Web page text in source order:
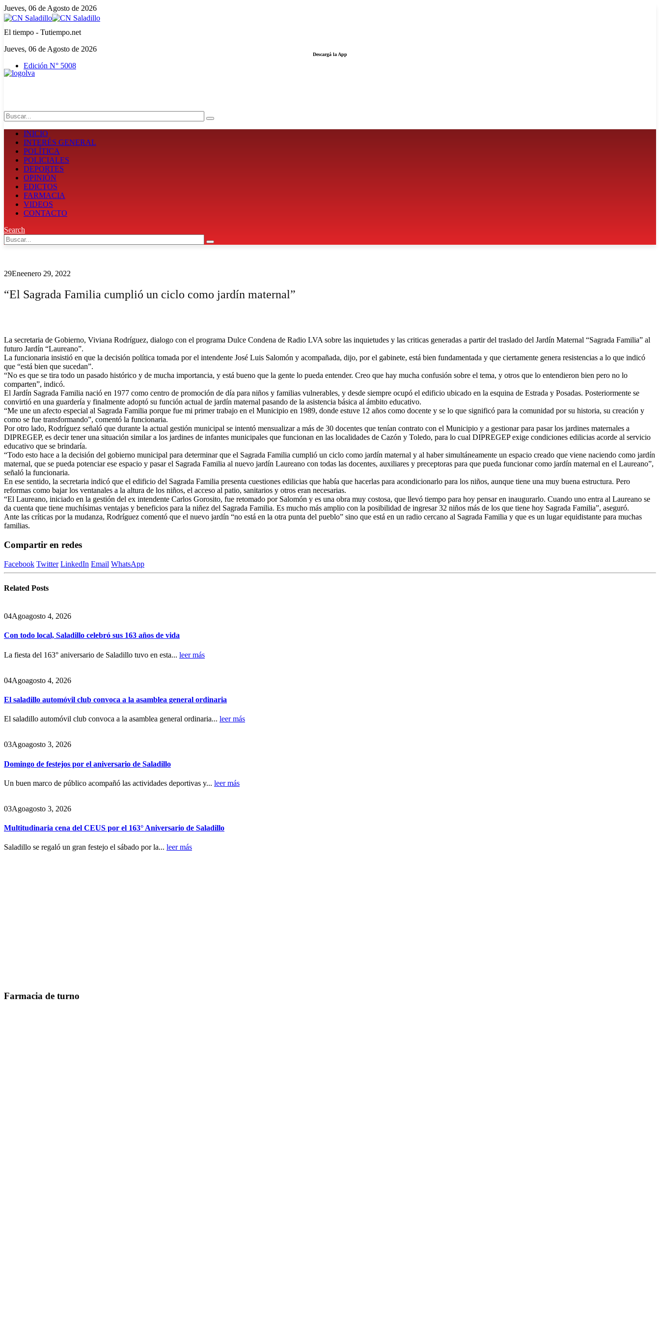
Jueves, 06 de Agosto de 2026
El tiempo - Tutiempo.net
Jueves, 06 de Agosto de 2026
Edición N° 5008
Descargá la App
INICIO
INTERÉS GENERAL
POLÍTICA
POLICIALES
DEPORTES
OPINIÓN
EDICTOS
FARMACIA
VIDEOS
CONTACTO
Search
29Eneenero 29, 2022
“El Sagrada Familia cumplió un ciclo como jardín maternal”
La secretaria de Gobierno, Viviana Rodríguez, dialogo con el programa Dulce Condena de Radio LVA sobre las inquietudes y las criticas generadas a partir del traslado del Jardín Maternal “Sagrada Familia” al
futuro Jardín “Laureano”.
La funcionaria insistió en que la decisión política tomada por el intendente José Luis Salomón y acompañada, dijo, por el gabinete, está bien fundamentada y que ciertamente genera resistencias a lo que indicó
que “está bien que sucedan”.
“No es que se tira todo un pasado histórico y de mucha importancia, y está bueno que la gente lo pueda entender. Creo que hay mucha confusión sobre el tema, y otros que lo entendieron bien pero no lo
comparten”, indicó.
El Jardín Sagrada Familia nació en 1977 como centro de promoción de día para niños y familias vulnerables, y desde siempre ocupó el edificio ubicado en la esquina de Estrada y Posadas. Posteriormente se
convirtió en una guardería y finalmente adoptó su función actual de jardín maternal pasando de la asistencia básica al ámbito educativo.
“Me une un afecto especial al Sagrada Familia porque fue mi primer trabajo en el Municipio en 1989, donde estuve 12 años como docente y se lo que significó para la comunidad por su historia, su creación y
como se fue transformando”, comentó la funcionaria.
Por otro lado, Rodríguez señaló que durante la actual gestión municipal se intentó mensualizar a más de 30 docentes que tenían contrato con el Municipio y a gestionar para pasar los jardines maternales a
DIPREGEP, es decir tener una situación similar a los jardines de infantes municipales que funcionan en las localidades de Cazón y Toledo, para lo cual DIPREGEP exige condiciones edilicias acorde al servicio
educativo que se brindaría.
“Todo esto hace a la decisión del gobierno municipal para determinar que el Sagrada Familia cumplió un ciclo como jardín maternal y al haber simultáneamente un espacio creado que viene naciendo como jardín
maternal, que se pueda potenciar ese espacio y pasar el Sagrada Familia al nuevo jardín Laureano con todas las docentes, auxiliares y preceptoras para que pueda funcionar como jardín maternal en el Laureano”,
señaló la funcionaria.
En ese sentido, la secretaria indicó que el edificio del Sagrada Familia presenta cuestiones edilicias que había que hacerlas para acondicionarlo para los niños, aunque tiene una muy buena estructura. Pero
reformas como bajar los ventanales a la altura de los niños, el acceso al patio, sanitarios y otros eran necesarias.
“El Laureano, iniciado en la gestión del ex intendente Carlos Gorosito, fue retomado por Salomón y es una obra muy costosa, que llevó tiempo para hoy pensar en inaugurarlo. Cuando uno entra al Laureano se
da cuenta que tiene muchísimas ventajas y beneficios para la niñez del Sagrada Familia. Es mucho más amplio con la posibilidad de ingresar 32 niños más de los que tiene hoy Sagrada Familia”, aseguró.
Ante las críticas por la mudanza, Rodríguez comentó que el nuevo jardín “no está en la otra punta del pueblo” sino que está en un radio cercano al Sagrada Familia y que es un lugar equidistante para muchas
familias.
Compartir en redes
Facebook Twitter LinkedIn Email WhatsApp
Related Posts
04Agoagosto 4, 2026
Con todo local, Saladillo celebró sus 163 años de vida
La fiesta del 163° aniversario de Saladillo tuvo en esta... leer más
04Agoagosto 4, 2026
El saladillo automóvil club convoca a la asamblea general ordinaria
El saladillo automóvil club convoca a la asamblea general ordinaria... leer más
03Agoagosto 3, 2026
Domingo de festejos por el aniversario de Saladillo
Un buen marco de público acompañó las actividades deportivas y... leer más
03Agoagosto 3, 2026
Multitudinaria cena del CEUS por el 163° Aniversario de Saladillo
Saladillo se regaló un gran festejo el sábado por la... leer más
Farmacia de turno